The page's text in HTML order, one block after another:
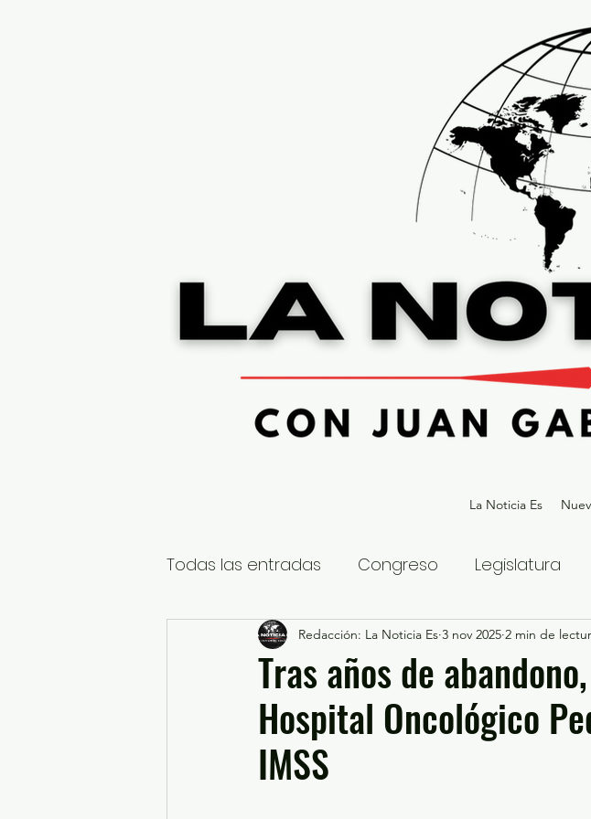
La Noticia Es
Todas las entradas Congreso Legislatura
Nacional Estatal Gubernatura
Educación y Cultura Seguridad y Justicia
¿Qué pasa en tus municipios?
Tras años de
Hospital Oncológico
IMSS
Redacción: La Noticia Es 3 nov 2025 2 min de